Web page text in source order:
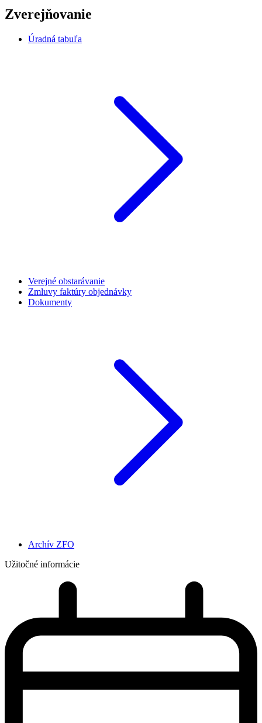
Zverejňovanie
Úradná tabuľa
Verejné obstarávanie
Zmluvy faktúry objednávky
Dokumenty
Archív ZFO
Užitočné informácie